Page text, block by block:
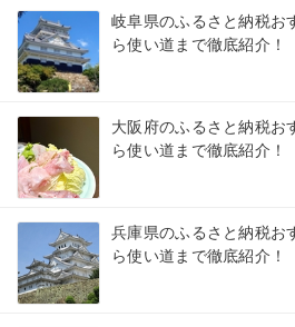
岐阜県のふるさと納税お
ら使い道まで徹底紹介！
大阪府のふるさと納税お
ら使い道まで徹底紹介！
兵庫県のふるさと納税お
ら使い道まで徹底紹介！